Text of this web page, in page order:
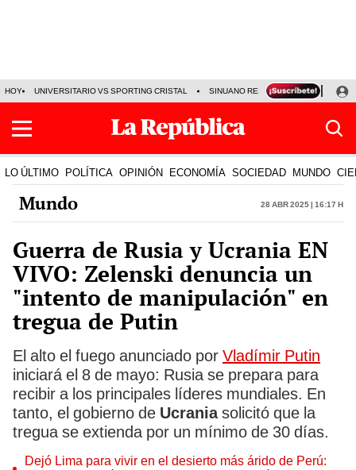
HOY UNIVERSITARIO VS SPORTING CRISTAL SINUANO RESULTADOS HOY
LO ÚLTIMO POLÍTICA OPINIÓN ECONOMÍA SOCIEDAD MUNDO
Mundo 28 Abr 2025 | 16:17 h
Guerra de Rusia y Ucrania EN
VIVO: Zelenski denuncia un
"intento de manipulación" en
tregua de Putin
El alto el fuego anunciado por Vladímir Putin
iniciará el 8 de mayo: Rusia se prepara para
recibir a los principales líderes mundiales. En
tanto, el gobierno de Ucraniasolicitó que la
tregua se extienda por un mínimo de 30 días.
Dejó Lima para vivir en el desierto más árido de Perú: